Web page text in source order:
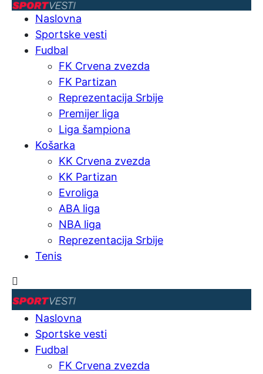
Naslovna
Sportske vesti
Fudbal
FK Crvena zvezda
FK Partizan
Reprezentacija Srbije
Premijer liga
Liga šampiona
Košarka
KK Crvena zvezda
KK Partizan
Evroliga
ABA liga
NBA liga
Reprezentacija Srbije
Tenis
Naslovna
Sportske vesti
Fudbal
FK Crvena zvezda